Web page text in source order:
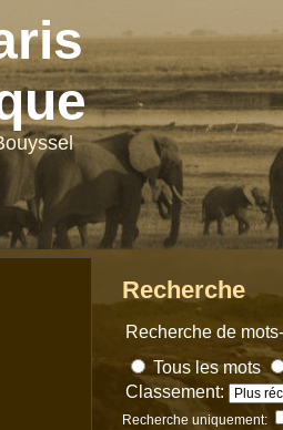
Recherche
Recherche de
Tous les mots
Classement:
Recherche uniquement: